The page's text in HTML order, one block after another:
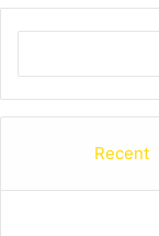
Recent